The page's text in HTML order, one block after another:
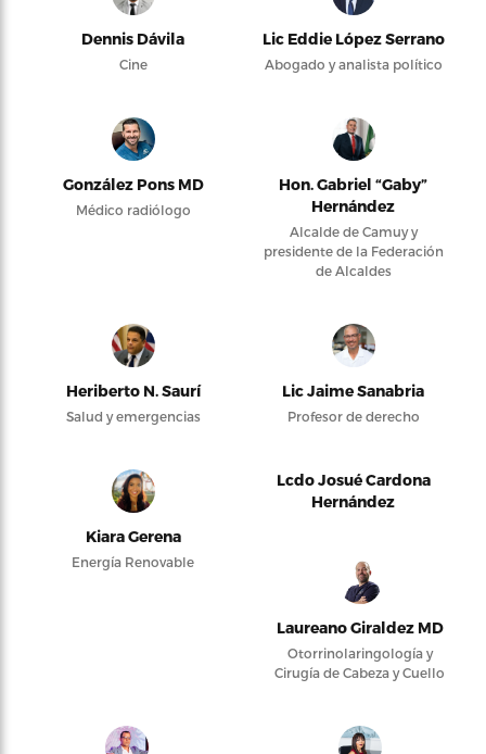
Dennis Dávila
Cine
Lic Eddie López Serrano
Abogado y analista político
González Pons MD
Médico radiólogo
Hon. Gabriel “Gaby”
Hernández
Alcalde de Camuy y
presidente de la Federación
de Alcaldes
Heriberto N. Saurí
Salud y emergencias
Lic Jaime Sanabria
Profesor de derecho
Kiara Gerena
Energía Renovable
Lcdo Josué Cardona
Hernández
Laureano Giraldez MD
Otorrinolaringología y
Cirugía de Cabeza y Cuello